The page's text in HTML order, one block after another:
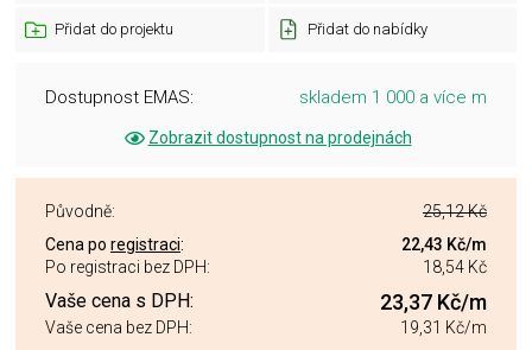
Přidat do projektu Přidat do nabídky
Dostupnost EMAS: skladem 1 000 a více m
Zobrazit dostupnost na prodejnách
Původně:
25,12 Kč
Cena po registraci: 22,43 Kč/m
Po registraci bez DPH:
18,54 Kč
Vaše cena s DPH: 23,37 Kč/m
Vaše cena bez DPH: 19,31 Kč/m